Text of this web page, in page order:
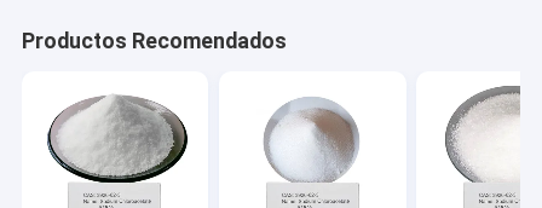
Productos Recomendados